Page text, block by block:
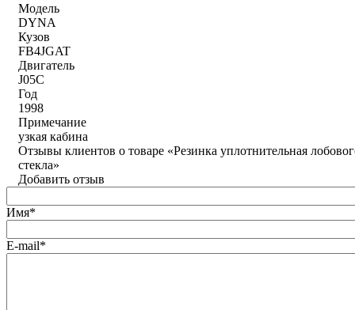
Модель
DYNA
Кузов
FB4JGAT
Двигатель
J05C
Год
1998
Примечание
узкая кабина
Отзывы клиентов о товаре «Резинка уплотнительная
стекла»
Добавить отзыв
Имя*
E-mail*